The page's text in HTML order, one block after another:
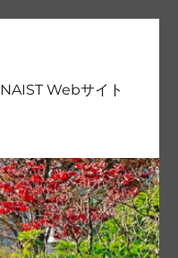
NAIST Webサイト